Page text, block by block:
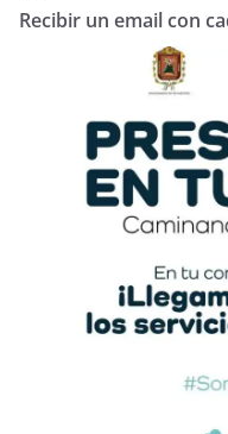
Recibir un email con